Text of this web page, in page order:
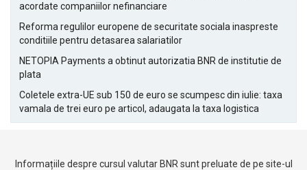
acordate companiilor nefinanciare
Reforma regulilor europene de securitate sociala inaspreste
conditiile pentru detasarea salariatilor
NETOPIA Payments a obtinut autorizatia BNR de institutie de
plata
Coletele extra-UE sub 150 de euro se scumpesc din iulie: taxa
vamala de trei euro pe articol, adaugata la taxa logistica
Informațiile despre cursul valutar BNR sunt preluate de pe site-ul